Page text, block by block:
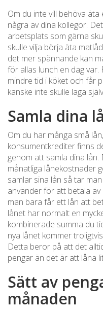
Om du inte vill behöva
några av dina kollegor.
arbetsplats som gärna
skulle vilja börja äta
det mer spännande kan
för allas lunch en dag
mindre tid i köket och får
kanske inte skulle laga
Samla dina
Om du har många små
konsumentkrediter finns
genom att samla dina
månatliga lånekostnader
samlar sina lån så tar
använder för att betala
man bara får ett lån att
lånet har normalt en
kombinerade summa du
nya lånet kommer
Detta beror på att det
pengar än det är att låna
Sätt av
månaden